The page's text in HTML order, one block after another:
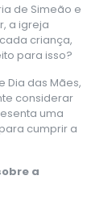
de Simeão e
a igreja
criança,
para isso?
Dia das Mães,
considerar
uma
cumprir a
a